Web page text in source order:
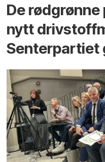
De
nytt
Senterpartiet